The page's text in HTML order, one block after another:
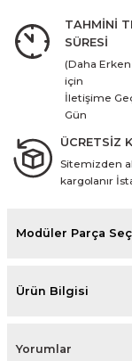
TAHMİNİ
SÜRESİ
(Daha
için
İletişime
Gün
ÜCRETSİZ
Sitemizden
kargolanır
Modüler Parça
Ürün Bilgisi
Yorumlar